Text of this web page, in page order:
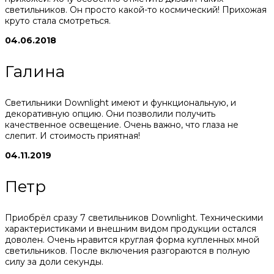
светильников. Он просто какой-то космический! Прихожая
круто стала смотреться.
04.06.2018
Галина
Светильники Downlight имеют и функциональную, и
декоративную опцию. Они позволили получить
качественное освещение. Очень важно, что глаза не
слепит. И стоимость приятная!
04.11.2019
Петр
Приобрёл сразу 7 светильников Downlight. Техническими
характеристиками и внешним видом продукции остался
доволен. Очень нравится круглая форма купленных мной
светильников. После включения разгораются в полную
силу за доли секунды.